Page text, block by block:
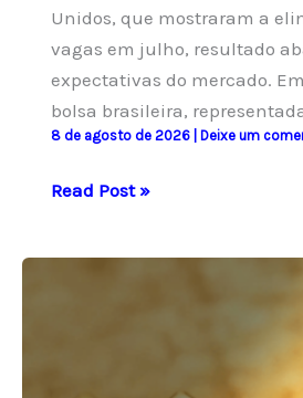
Unidos, que mostraram a
vagas em julho, resultado
expectativas do mercado.
bolsa brasileira,
8 de agosto de 2026 Deixe um
Dólar
Read Post »